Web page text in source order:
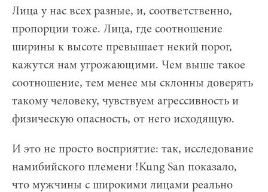
Лица у нас всех разные, и, соответственно,
пропорции тоже. Лица, где соотношение
ширины к высоте превышает некий порог,
кажутся нам угрожающими. Чем выше такое
соотношение, тем менее мы склонны доверять
такому человеку, чувствуем агрессивность и
физическую опасность, от него исходящую.
И это не просто восприятие: так, исследование
намибийского племени !Kung San показало,
что мужчины с широкими лицами реально